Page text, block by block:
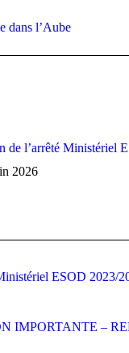
dans l’Aube
de l’arrêté Ministériel
2026
ESOD 2023/
IMPORTANTE –